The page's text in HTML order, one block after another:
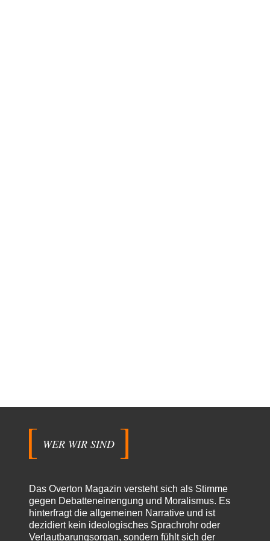
WER WIR SIND
Das Overton Magazin versteht sich als Stimme
gegen Debatteneinengung und Moralismus. Es
hinterfragt die allgemeinen Narrative und ist
dezidiert kein ideologisches Sprachrohr oder
Verlautbarungsorgan, sondern fühlt sich der